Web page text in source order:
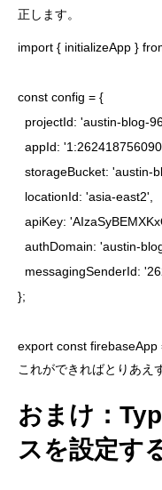
正します。
import { initializeApp }
const config = {
projectId: 'austin-blog-
appId:
storageBucket:
  locationId: 'asia-east2',
apiKey:
authDomain: 'austin-
messagingSenderId:
};
export const firebaseApp
これができればとりあえ
おまけ：
スを設定す